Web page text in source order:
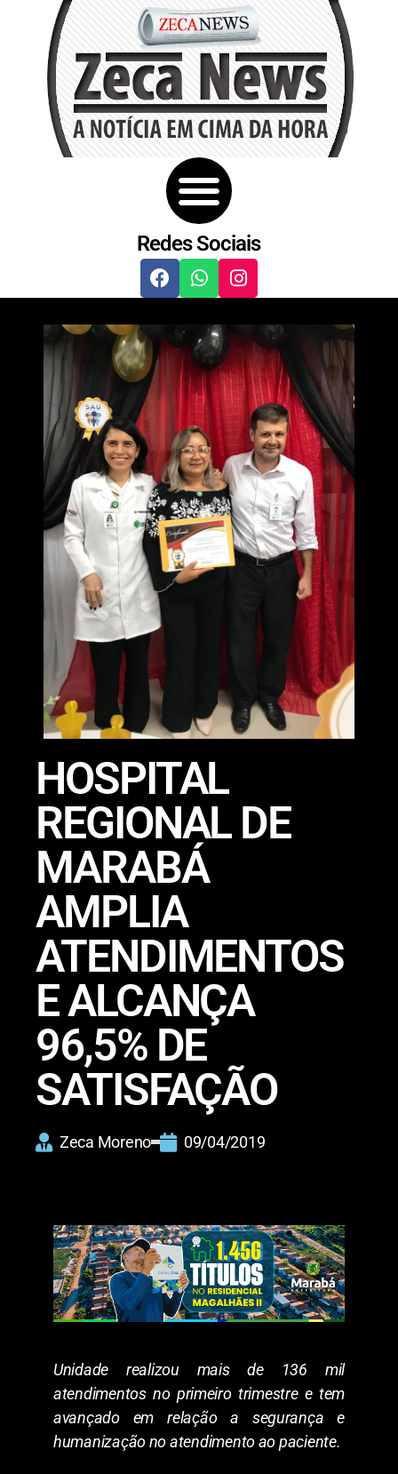
Redes Sociais
HOSPITAL
REGIONAL DE
MARABÁ
AMPLIA
ATENDIMENTOS
E ALCANÇA
96,5% DE
SATISFAÇÃO
Zeca Moreno 09/04/2019
Unidade realizou mais de 136 mil
atendimentos no primeiro trimestre e tem
avançado em relação a segurança e
humanização no atendimento ao paciente.